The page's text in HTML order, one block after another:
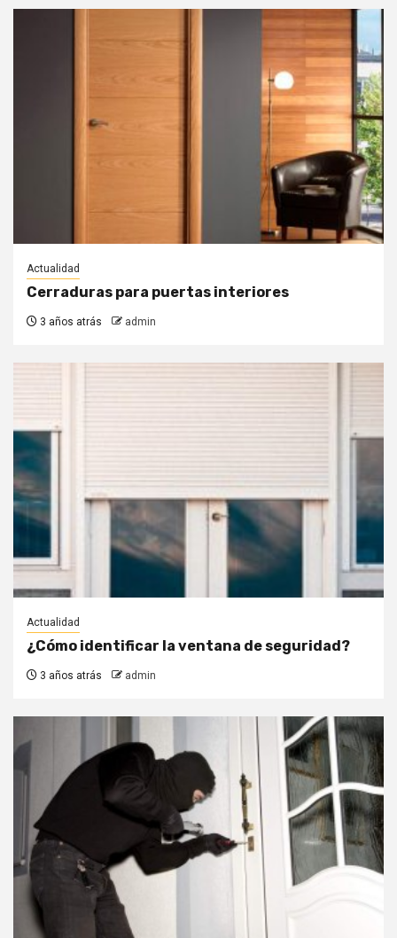
Actualidad
Cerraduras para puertas interiores
3 años atrás admin
Actualidad
¿Cómo identificar la ventana de seguridad?
3 años atrás admin